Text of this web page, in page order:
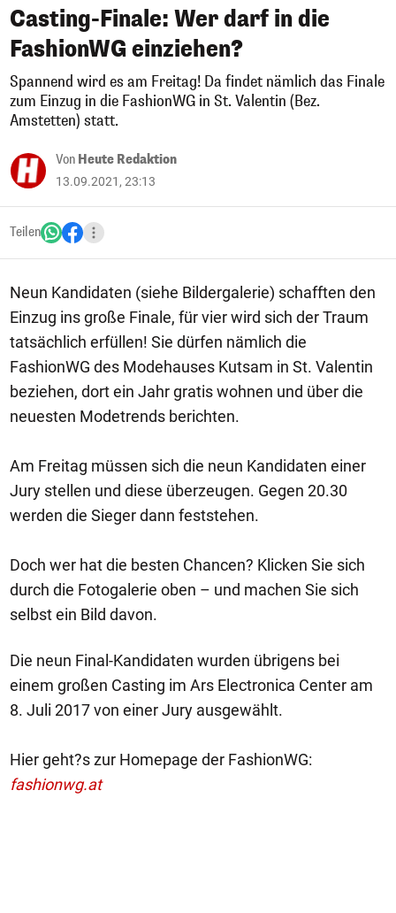
Casting-Finale: Wer darf in die
FashionWG einziehen?
Spannend wird es am Freitag! Da findet nämlich das Finale
zum Einzug in die FashionWG in St. Valentin (Bez.
Amstetten) statt.
Von Heute Redaktion
13.09.2021, 23:13
Teilen
Neun Kandidaten (siehe Bildergalerie) schafften den
Einzug ins große Finale, für vier wird sich der Traum
tatsächlich erfüllen! Sie dürfen nämlich die
FashionWG des Modehauses Kutsam in St. Valentin
beziehen, dort ein Jahr gratis wohnen und über die
neuesten Modetrends berichten.
Am Freitag müssen sich die neun Kandidaten einer
Jury stellen und diese überzeugen. Gegen 20.30
werden die Sieger dann feststehen.
Doch wer hat die besten Chancen? Klicken Sie sich
durch die Fotogalerie oben – und machen Sie sich
selbst ein Bild davon.
Die neun Final-Kandidaten wurden übrigens bei
einem großen Casting im Ars Electronica Center am
8. Juli 2017 von einer Jury ausgewählt.
Hier geht?s zur Homepage der FashionWG:
fashionwg.at